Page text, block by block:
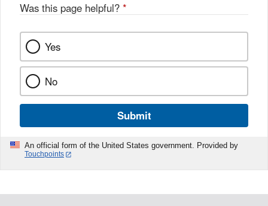
Was this page helpful? *
Yes
No
Submit
An official form of the United States government. Provided by
Touchpoints